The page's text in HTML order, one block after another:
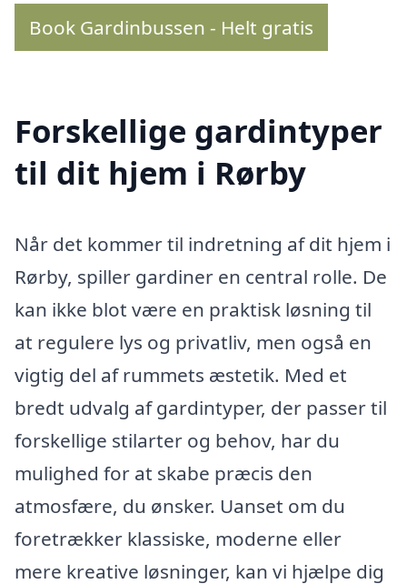
Book Gardinbussen - Helt gratis
Forskellige gardintyper
til dit hjem i Rørby
Når det kommer til indretning af dit hjem i
Rørby, spiller gardiner en central rolle. De
kan ikke blot være en praktisk løsning til
at regulere lys og privatliv, men også en
vigtig del af rummets æstetik. Med et
bredt udvalg af gardintyper, der passer til
forskellige stilarter og behov, har du
mulighed for at skabe præcis den
atmosfære, du ønsker. Uanset om du
foretrækker klassiske, moderne eller
mere kreative løsninger, kan vi hjælpe dig